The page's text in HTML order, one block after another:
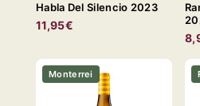
Habla Del Silencio 2023
11,95€
Monterrei